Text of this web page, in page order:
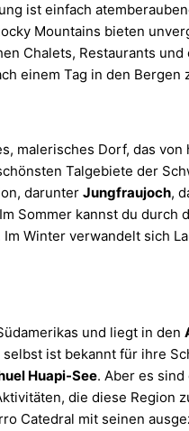
ist einfach
Mountains bieten
Chalets, Restaurants
einem Tag in den Bergen
malerisches Dorf, das
Talgebiete der
darunter Jungfraujoch,
Sommer kannst du durch
Winter verwandelt sich
und liegt in den
ist bekannt für ihre
Huapi-See. Aber es
die diese Region
Catedral mit seinen